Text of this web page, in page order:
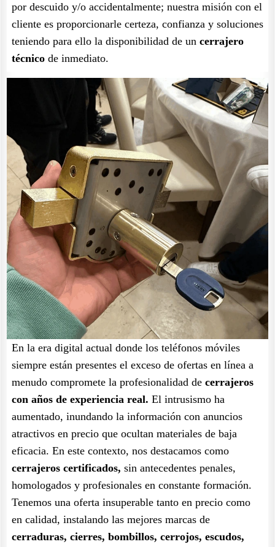
por descuido y/o accidentalmente; nuestra misión con el
cliente es proporcionarle certeza, confianza y soluciones
teniendo para ello la disponibilidad de un cerrajero
técnico de inmediato.
En la era digital actual donde los teléfonos móviles
siempre están presentes el exceso de ofertas en línea a
menudo compromete la profesionalidad de cerrajeros
con años de experiencia real. El intrusismo ha
aumentado, inundando la información con anuncios
atractivos en precio que ocultan materiales de baja
eficacia. En este contexto, nos destacamos como
cerrajeros certificados, sin antecedentes penales,
homologados y profesionales en constante formación.
Tenemos una oferta insuperable tanto en precio como
en calidad, instalando las mejores marcas de
cerraduras, cierres, bombillos, cerrojos, escudos,